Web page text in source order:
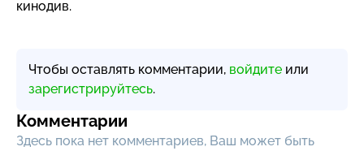
кинодив.
Чтобы оставлять комментарии, войдите или
зарегистрируйтесь.
Комментарии
Здесь пока нет комментариев, Ваш может быть